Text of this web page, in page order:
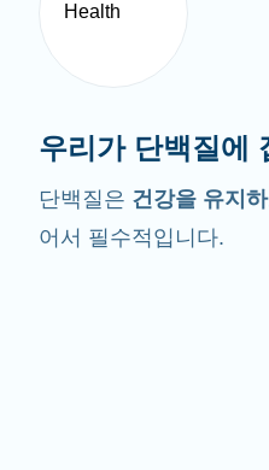
우리가 단백질에
단백질은 건강을 유지
어서 필수적입니다.